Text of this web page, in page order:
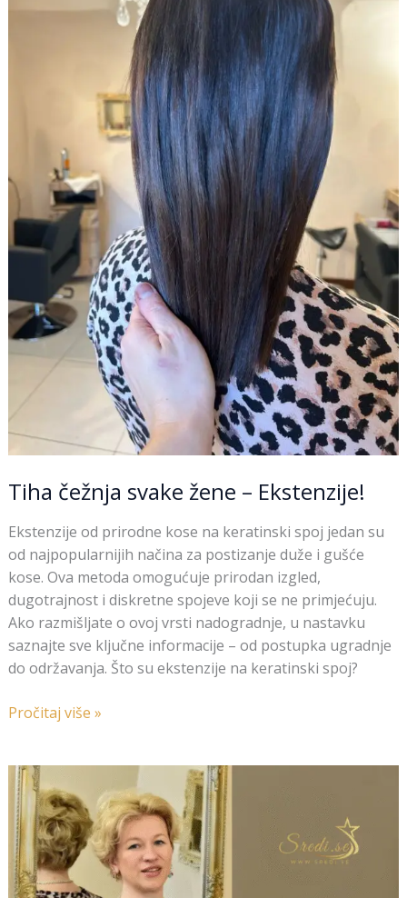
Tiha čežnja svake žene – Ekstenzije!
Ekstenzije od prirodne kose na keratinski spoj jedan su
od najpopularnijih načina za postizanje duže i gušće
kose. Ova metoda omogućuje prirodan izgled,
dugotrajnost i diskretne spojeve koji se ne primjećuju.
Ako razmišljate o ovoj vrsti nadogradnje, u nastavku
saznajte sve ključne informacije – od postupka ugradnje
do održavanja. Što su ekstenzije na keratinski spoj?
žene
Pročitaj više »
Baroque
Varaždin
&
Barbara
Bukovec